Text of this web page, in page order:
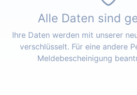
Alle Daten sind
Ihre Daten werden mit unserer
verschlüsselt. Für eine andere
Meldebescheinigung